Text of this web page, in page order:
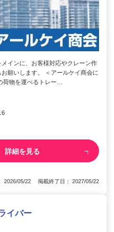
インに、お客様対応やクレーン作
願いします。 ＜アールケイ商会に
荷物を運べるトレー…
詳細を見る
2026/05/22 掲載終了日： 2027/05/22
イバー